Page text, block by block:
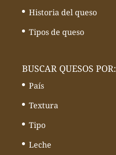
Historia del queso
Tipos de queso
BUSCAR QUESOS POR:
País
Textura
Tipo
Leche